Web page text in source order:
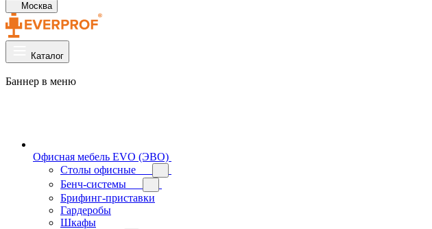
Москва
Каталог
Баннер в меню
Офисная мебель EVO (ЭВО)
Cтолы офисные
Бенч-системы
Брифинг-приставки
Гардеробы
Шкафы